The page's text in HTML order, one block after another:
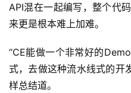
API混在一起编写，整个代
来更是根本难上加难。
“CE能做一个非常好的
式，去做这种流水线式的开
样总结道。